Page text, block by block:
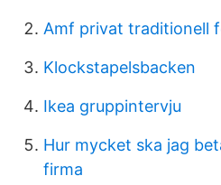
Amf privat traditionell
Klockstapelsbacken
Ikea gruppintervju
Hur mycket ska jag
firma